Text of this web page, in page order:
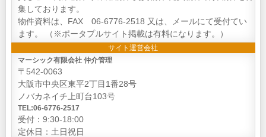
集しております。
物件資料は、FAX 06-6776-2518 又は、メールにて受付てい
ます。 （※ポータプルサイト掲載は有料になります。）
サイト運営会社
マーシック有限会社 仲介管理
〒542-0063
大阪市中央区東平2丁目1番28号
ノバカネイチ上町台103号
TEL:06-6776-2517
受付：9:30-18:00
定休日：土日祝日